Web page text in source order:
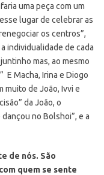
uma peça com um
lugar de celebrar as
os centros”,
individualidade de cada
mas, ao mesmo
E Macha, Irina e Diogo
muito de João, Ivvi e
da João, o
no Bolshoi”, e a
de nós. São
quem se sente